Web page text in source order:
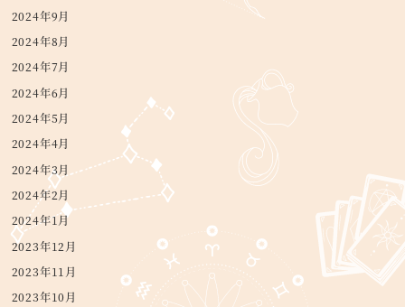
2024年9月
2024年8月
2024年7月
2024年6月
2024年5月
2024年4月
2024年3月
2024年2月
2024年1月
2023年12月
2023年11月
2023年10月